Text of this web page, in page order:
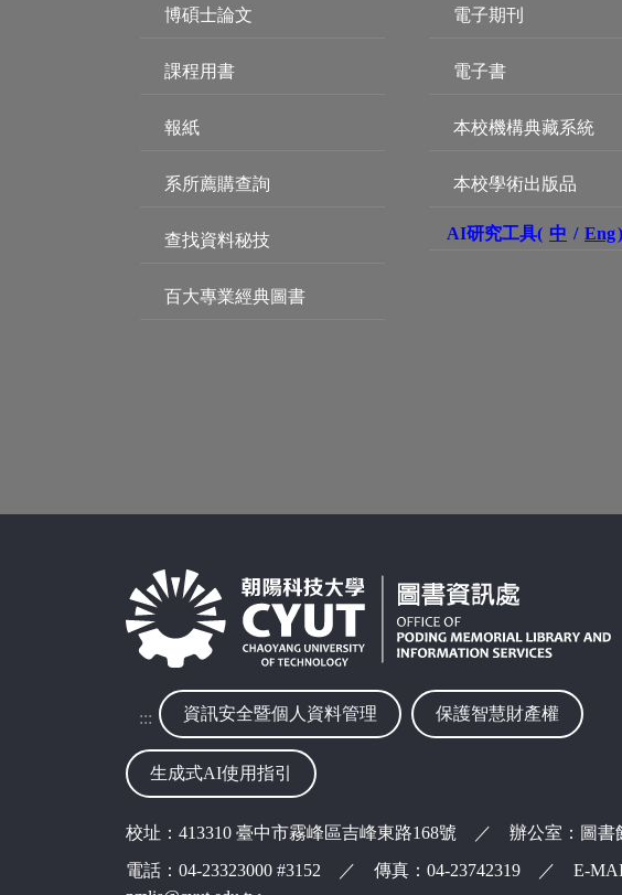
博碩士論文
課程用書
報紙
系所薦購查詢
查找資料秘技
百大專業經典圖書
電子期刊
電子書
本校機構典藏系統
本校學術出版品
AI研究工具( 中 / Eng)
::: 資訊安全暨個人資料管理 保護智慧財產權
生成式AI使用指引
校址：413310 臺中市霧峰區吉峰東路168號 ／ 辦公室：圖書
電話：04-23323000 #3152 ／ 傳真：04-23742319 ／ E-